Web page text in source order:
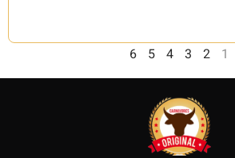
1
2
3
4
5
6